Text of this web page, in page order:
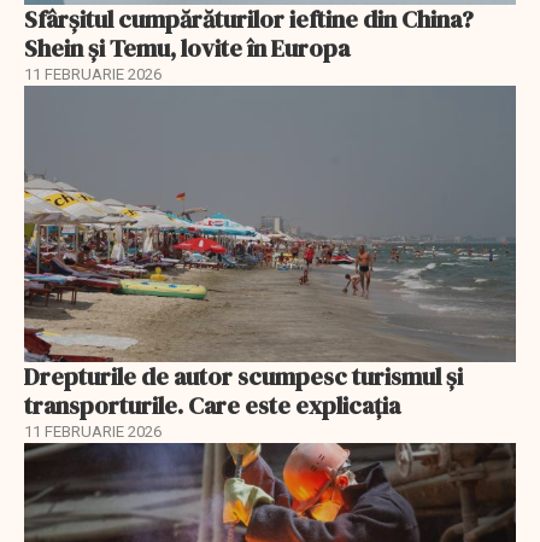
Sfârșitul cumpărăturilor ieftine din China?
Shein și Temu, lovite în Europa
11 FEBRUARIE 2026
Drepturile de autor scumpesc turismul și
transporturile. Care este explicația
11 FEBRUARIE 2026